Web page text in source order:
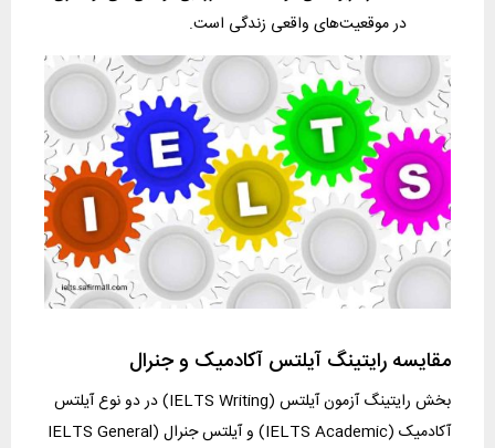
در موقعیت‌های واقعی زندگی است.
مقایسه رایتینگ آیلتس آکادمیک و جنرال
بخش رایتینگ آزمون آیلتس (IELTS Writing) در دو نوع آیلتس
آکادمیک (IELTS Academic) و آیلتس جنرال (IELTS General